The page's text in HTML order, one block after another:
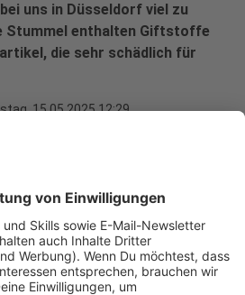
uns in Düsseldorf viel zu
Stummel enthalten Giftstoffe
die sehr schädlich für
15.05.2025 12:29
RhineCleanUpaufmerksam
Woche.